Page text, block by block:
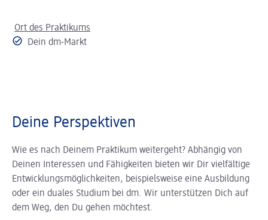
Ort des Praktikums
Dein dm-Markt
Deine Perspektiven
Wie es nach Deinem Praktikum weitergeht? Abhängig von
Deinen Interessen und Fähigkeiten bieten wir Dir vielfältige
Entwicklungsmöglichkeiten, beispielsweise eine Ausbildung
oder ein duales Studium bei dm. Wir unterstützen Dich auf
dem Weg, den Du gehen möchtest.